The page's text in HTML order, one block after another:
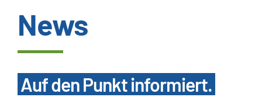
Kundenservice
News
Auf den Punkt informiert.